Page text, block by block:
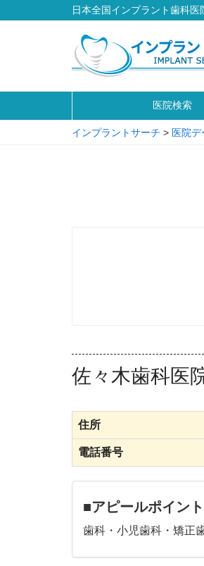
日本全国インプラント歯科医
医院検索
インプラントサーチ > 医院デ
佐々木歯科医
住所
電話番号
■アピールポイン
歯科・小児歯科・矯正